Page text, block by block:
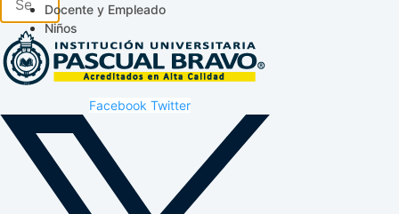
Docente y Empleado
Niños
Facebook Twitter